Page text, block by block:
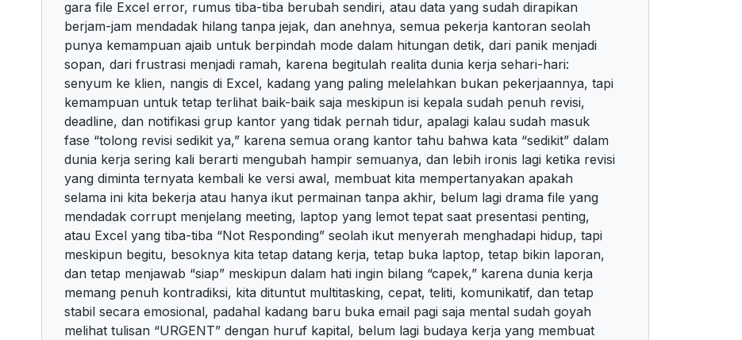
gara file Excel error, rumus tiba-tiba berubah sendiri, atau data yang sudah dirapikan
berjam-jam mendadak hilang tanpa jejak, dan anehnya, semua pekerja kantoran seolah
punya kemampuan ajaib untuk berpindah mode dalam hitungan detik, dari panik menjadi
sopan, dari frustrasi menjadi ramah, karena begitulah realita dunia kerja sehari-hari:
senyum ke klien, nangis di Excel, kadang yang paling melelahkan bukan pekerjaannya, tapi
kemampuan untuk tetap terlihat baik-baik saja meskipun isi kepala sudah penuh revisi,
deadline, dan notifikasi grup kantor yang tidak pernah tidur, apalagi kalau sudah masuk
fase “tolong revisi sedikit ya,” karena semua orang kantor tahu bahwa kata “sedikit” dalam
dunia kerja sering kali berarti mengubah hampir semuanya, dan lebih ironis lagi ketika revisi
yang diminta ternyata kembali ke versi awal, membuat kita mempertanyakan apakah
selama ini kita bekerja atau hanya ikut permainan tanpa akhir, belum lagi drama file yang
mendadak corrupt menjelang meeting, laptop yang lemot tepat saat presentasi penting,
atau Excel yang tiba-tiba “Not Responding” seolah ikut menyerah menghadapi hidup, tapi
meskipun begitu, besoknya kita tetap datang kerja, tetap buka laptop, tetap bikin laporan,
dan tetap menjawab “siap” meskipun dalam hati ingin bilang “capek,” karena dunia kerja
memang penuh kontradiksi, kita dituntut multitasking, cepat, teliti, komunikatif, dan tetap
stabil secara emosional, padahal kadang baru buka email pagi saja mental sudah goyah
melihat tulisan “URGENT” dengan huruf kapital, belum lagi budaya kerja yang membuat